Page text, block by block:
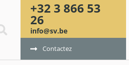
+32 3 866 53
26
info@sv.be
Contactez